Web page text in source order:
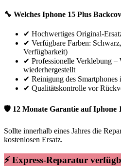
🔧 Welches Iphone 15 Plus
✔ Hochwertiges Original-
✔ Verfügbare Farben:
Verfügbarkeit)
✔ Professionelle Verklebung
wiederhergestellt
✔ Reinigung des Smartphones
✔ Qualitätskontrolle vor
🛡 12 Monate Garantie aufIphone
Sollte innerhalb eines Jahres die
kostenlosen Ersatz.
⚡ Express-Reparatur